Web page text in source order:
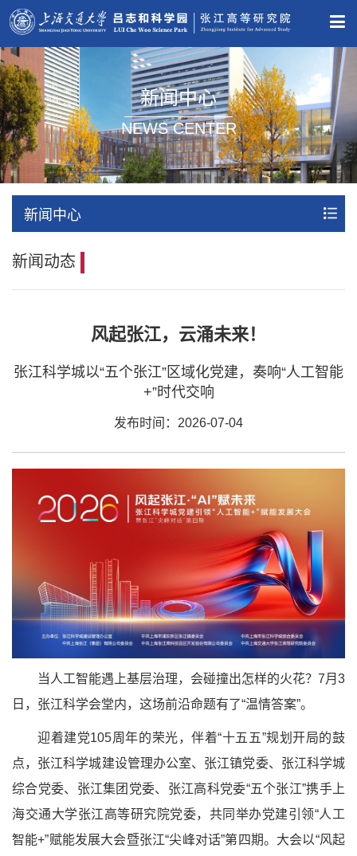
新闻中心
NEWS CENTER
新闻中心
新闻动态
风起张江，云涌未来！
张江科学城以“五个张江”区域化党建，奏响“人工智能
+”时代交响
发布时间：2026-07-04
当人工智能遇上基层治理，会碰撞出怎样的火花？7月3
日，张江科学会堂内，这场前沿命题有了“温情答案”。
迎着建党105周年的荣光，伴着“十五五”规划开局的鼓
点，张江科学城建设管理办公室、张江镇党委、张江科学城
综合党委、张江集团党委、张江高科党委“五个张江”携手上
海交通大学张江高等研究院党委，共同举办党建引领“人工
智能+”赋能发展大会暨张江“尖峰对话”第四期。大会以“风起